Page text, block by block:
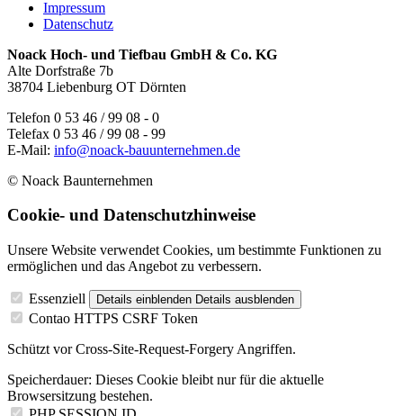
Impressum
Datenschutz
Noack Hoch- und Tiefbau GmbH & Co. KG
Alte Dorfstraße 7b
38704 Liebenburg OT Dörnten
Telefon 0 53 46 / 99 08 - 0
Telefax 0 53 46 / 99 08 - 99
E-Mail: info@noack-bauunternehmen.de
© Noack Baunternehmen
Cookie- und Datenschutzhinweise
Unsere Website verwendet Cookies, um bestimmte Funktionen zu
ermöglichen und das Angebot zu verbessern.
Essenziell Details einblenden Details ausblenden
Contao HTTPS CSRF Token
Schützt vor Cross-Site-Request-Forgery Angriffen.
Speicherdauer: Dieses Cookie bleibt nur für die aktuelle
Browsersitzung bestehen.